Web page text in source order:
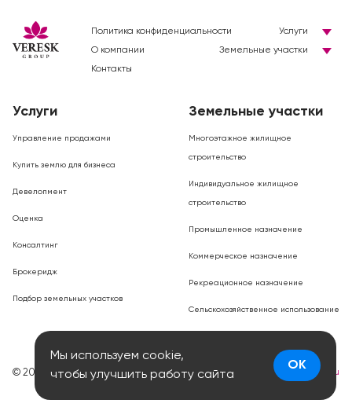
Услуги
Земельные участки
О компании
Контакты
Политика конфиденциальности
Услуги
Управление продажами
Купить землю для бизнеса
Девелопмент
Оценка
Консалтинг
Брокеридж
Подбор земельных участков
Земельные участки
Многоэтажное жилищное
строительство
Индивидуальное жилищное
строительство
Промышленное назначение
Коммерческое назначение
Рекреационное назначение
Сельскохозяйственное использование
© 2026 Разработка сайта smartlab.ru
Мы используем cookie,
чтобы улучшить работу сайта
OK